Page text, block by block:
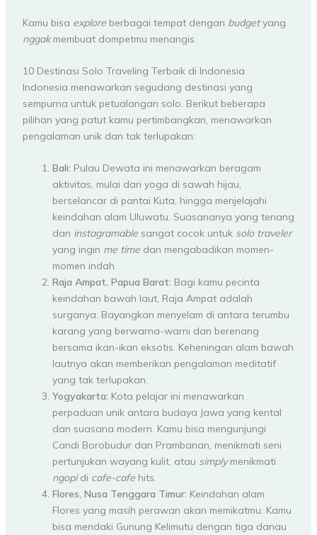
Kamu bisa exploreberbagai tempat dengan budgetyang
nggakmembuat dompetmu menangis.
10 Destinasi Solo Traveling Terbaik di Indonesia
Indonesia menawarkan segudang destinasi yang
sempurna untuk petualangan solo. Berikut beberapa
pilihan yang patut kamu pertimbangkan, menawarkan
pengalaman unik dan tak terlupakan:
Bali: Pulau Dewata ini menawarkan beragam
aktivitas, mulai dari yoga di sawah hijau,
berselancar di pantai Kuta, hingga menjelajahi
keindahan alam Uluwatu. Suasananya yang tenang
dan instagramablesangat cocok untuk solo traveler
yang ingin me timedan mengabadikan momen-
momen indah.
Raja Ampat, Papua Barat: Bagi kamu pecinta
keindahan bawah laut, Raja Ampat adalah
surganya. Bayangkan menyelam di antara terumbu
karang yang berwarna-warni dan berenang
bersama ikan-ikan eksotis. Keheningan alam bawah
lautnya akan memberikan pengalaman meditatif
yang tak terlupakan.
Yogyakarta: Kota pelajar ini menawarkan
perpaduan unik antara budaya Jawa yang kental
dan suasana modern. Kamu bisa mengunjungi
Candi Borobudur dan Prambanan, menikmati seni
pertunjukan wayang kulit, atau simplymenikmati
ngopidi cafe-cafehits.
Flores, Nusa Tenggara Timur: Keindahan alam
Flores yang masih perawan akan memikatmu. Kamu
bisa mendaki Gunung Kelimutu dengan tiga danau